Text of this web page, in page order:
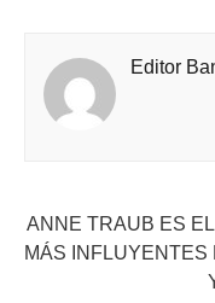
Editor
ANNE TRAUB ES
MÁS INFLUYENTES